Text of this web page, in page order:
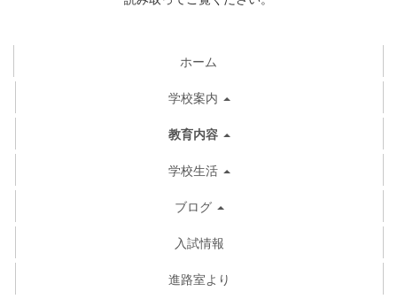
ホーム
学校案内
教育内容
学校生活
ブログ
入試情報
進路室より